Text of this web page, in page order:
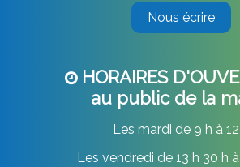
Nous écrire
HORAIRES
au public de la
Les mardi de 9 h à
Les vendredi de 13 h 30 h